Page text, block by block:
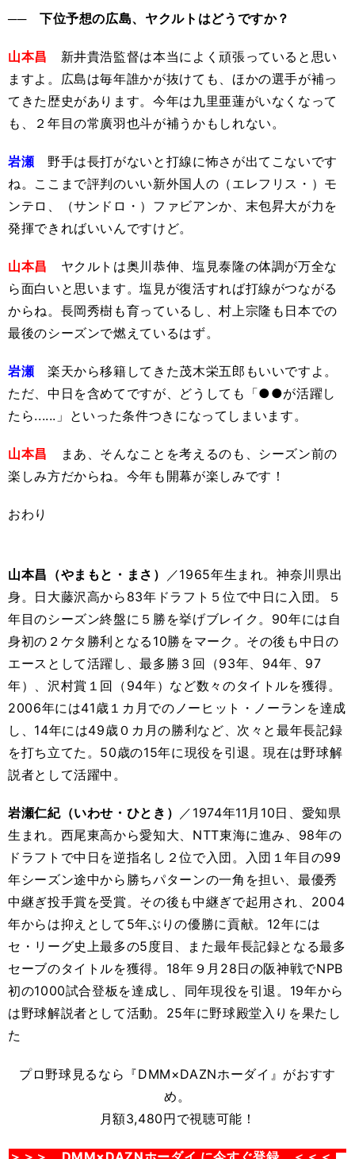
── 下位予想の広島、ヤクルトはどうですか？
山本昌 新井貴浩監督は本当によく頑張っていると思い
ますよ。広島は毎年誰かが抜けても、ほかの選手が補っ
てきた歴史があります。今年は九里亜蓮がいなくなって
も、２年目の常廣羽也斗が補うかもしれない。
岩瀬 野手は長打がないと打線に怖さが出てこないです
ね。ここまで評判のいい新外国人の（エレフリス・）モ
ンテロ、（サンドロ・）ファビアンか、末包昇大が力を
発揮できればいいんですけど。
山本昌 ヤクルトは奥川恭伸、塩見泰隆の体調が万全な
ら面白いと思います。塩見が復活すれば打線がつながる
からね。長岡秀樹も育っているし、村上宗隆も日本での
最後のシーズンで燃えているはず。
岩瀬 楽天から移籍してきた茂木栄五郎もいいですよ。
ただ、中日を含めてですが、どうしても「●●が活躍し
たら......」といった条件つきになってしまいます。
山本昌 まあ、そんなことを考えるのも、シーズン前の
楽しみ方だからね。今年も開幕が楽しみです！
おわり
山本昌（やまもと・まさ）
／1965年生まれ。神奈川県出
身。日大藤沢高から83年ドラフト５位で中日に入団。５
年目のシーズン終盤に５勝を挙げブレイク。90年には自
身初の２ケタ勝利となる10勝をマーク。その後も中日の
エースとして活躍し、最多勝３回（93年、94年、97
年）、沢村賞１回（94年）など数々のタイトルを獲得。
2006年には41歳１カ月でのノーヒット・ノーランを達成
し、14年には49歳０カ月の勝利など、次々と最年長記録
を打ち立てた。50歳の15年に現役を引退。現在は野球解
説者として活躍中。
岩瀬仁紀（いわせ・ひとき） ／1974年11月10日、愛知県
生まれ。西尾東高から愛知大、NTT東海に進み、98年の
ドラフトで中日を逆指名し２位で入団。入団１年目の99
年シーズン途中から勝ちパターンの一角を担い、最優秀
中継ぎ投手賞を受賞。その後も中継ぎで起用され、2004
年からは抑えとして5年ぶりの優勝に貢献。12年には
セ・リーグ史上最多の5度目、また最年長記録となる最多
セーブのタイトルを獲得。18年９月28日の阪神戦でNPB
初の1000試合登板を達成し、同年現役を引退。19年から
は野球解説者として活動。25年に野球殿堂入りを果たし
た
プロ野球見るなら 『DMM×DAZNホーダイ』がおすす
め。
月額3,480円で視聴可能！